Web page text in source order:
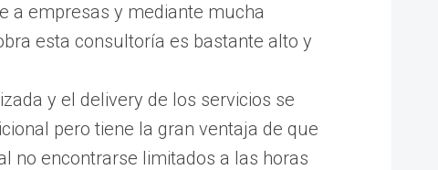
a empresas y mediante mucha
esta consultoría es bastante alto y
y el delivery de los servicios se
pero tiene la gran ventaja de que
no encontrarse limitados a las horas